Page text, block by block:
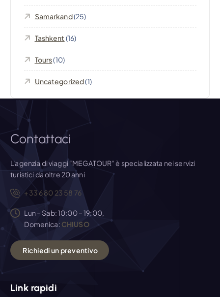
c
o
l
i
Samarkand(25)
Tashkent (16)
Tours(10)
Uncategorized(1)
Contattaci
L'agenzia di viaggi "MEGATOUR" è specializzata nei servizi
turistici da oltre 20 anni
+33 6 80 23 58 76
Lun – Sab: 10:00 – 19:00,
Domenica: CHIUSO
Richiediun preventivo
Link rapidi